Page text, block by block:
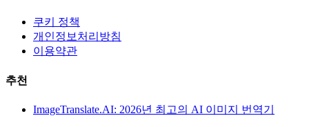
쿠키 정책
개인정보처리방침
이용약관
추천
ImageTranslate.AI: 2026년 최고의 AI 이미지 번역기